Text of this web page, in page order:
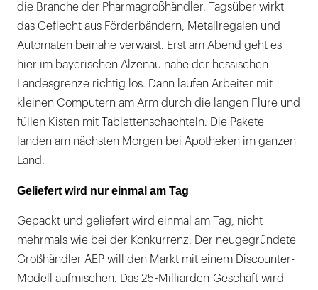
die Branche der Pharmagroßhändler. Tagsüber wirkt
das Geflecht aus Förderbändern, Metallregalen und
Automaten beinahe verwaist. Erst am Abend geht es
hier im bayerischen Alzenau nahe der hessischen
Landesgrenze richtig los. Dann laufen Arbeiter mit
kleinen Computern am Arm durch die langen Flure und
füllen Kisten mit Tablettenschachteln. Die Pakete
landen am nächsten Morgen bei Apotheken im ganzen
Land.
Geliefert wird nur einmal am Tag
Gepackt und geliefert wird einmal am Tag, nicht
mehrmals wie bei der Konkurrenz: Der neugegründete
Großhändler AEP will den Markt mit einem Discounter-
Modell aufmischen. Das 25-Milliarden-Geschäft wird